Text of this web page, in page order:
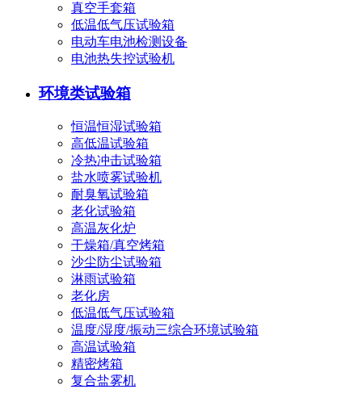
真空手套箱
低温低气压试验箱
电动车电池检测设备
电池热失控试验机
环境类试验箱
恒温恒湿试验箱
高低温试验箱
冷热冲击试验箱
盐水喷雾试验机
耐臭氧试验箱
老化试验箱
高温灰化炉
干燥箱/真空烤箱
沙尘防尘试验箱
淋雨试验箱
老化房
低温低气压试验箱
温度/湿度/振动三综合环境试验箱
高温试验箱
精密烤箱
复合盐雾机